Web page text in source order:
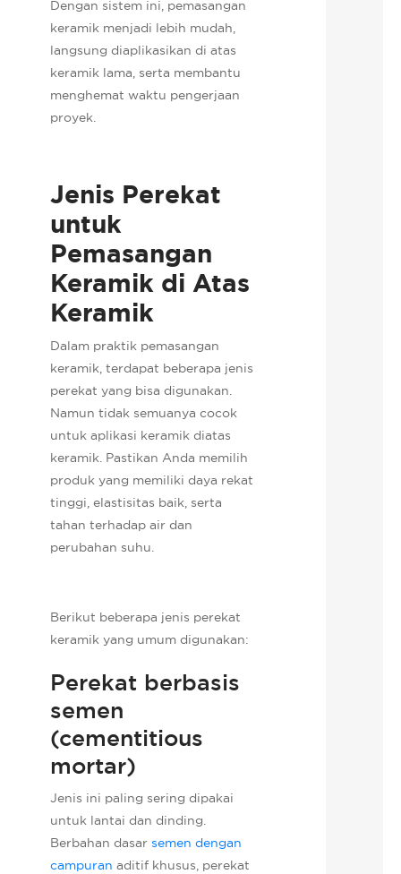
Dengan sistem ini, pemasangan
keramik menjadi lebih mudah,
langsung diaplikasikan di atas
keramik lama, serta membantu
menghemat waktu pengerjaan
proyek.
Jenis Perekat
untuk
Pemasangan
Keramik di Atas
Keramik
Dalam praktik pemasangan
keramik, terdapat beberapa jenis
perekat yang bisa digunakan.
Namun tidak semuanya cocok
untuk aplikasi keramik diatas
keramik. Pastikan Anda memilih
produk yang memiliki daya rekat
tinggi, elastisitas baik, serta
tahan terhadap air dan
perubahan suhu.
Berikut beberapa jenis perekat
keramik yang umum digunakan:
Perekat berbasis
semen
(cementitious
mortar)
Jenis ini paling sering dipakai
untuk lantai dan dinding.
Berbahan dasarsemen dengan
campuran aditif khusus, perekat